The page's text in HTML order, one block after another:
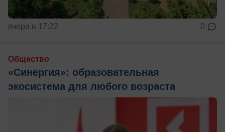
вчера в 17:22 0
Общество
«Синергия»: образовательная
экосистема для любого возраста